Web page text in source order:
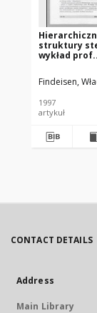
struktury
wykład prof.
wygłoszony
causa
Gdańskiej 5
Findeisen,
1997
artykuł
CONTACT DETAILS
Address
Main Library